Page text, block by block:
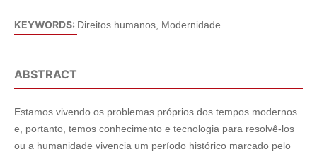
KEYWORDS: Direitos humanos, Modernidade
ABSTRACT
Estamos vivendo os problemas próprios dos tempos modernos
e, portanto, temos conhecimento e tecnologia para resolvê-los
ou a humanidade vivencia um período histórico marcado pelo